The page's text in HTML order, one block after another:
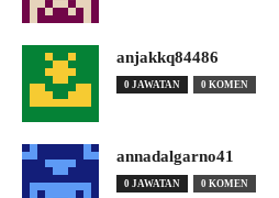
anjakkq84486
0 JAWATAN 0 KOMEN
annadalgarno41
0 JAWATAN 0 KOMEN